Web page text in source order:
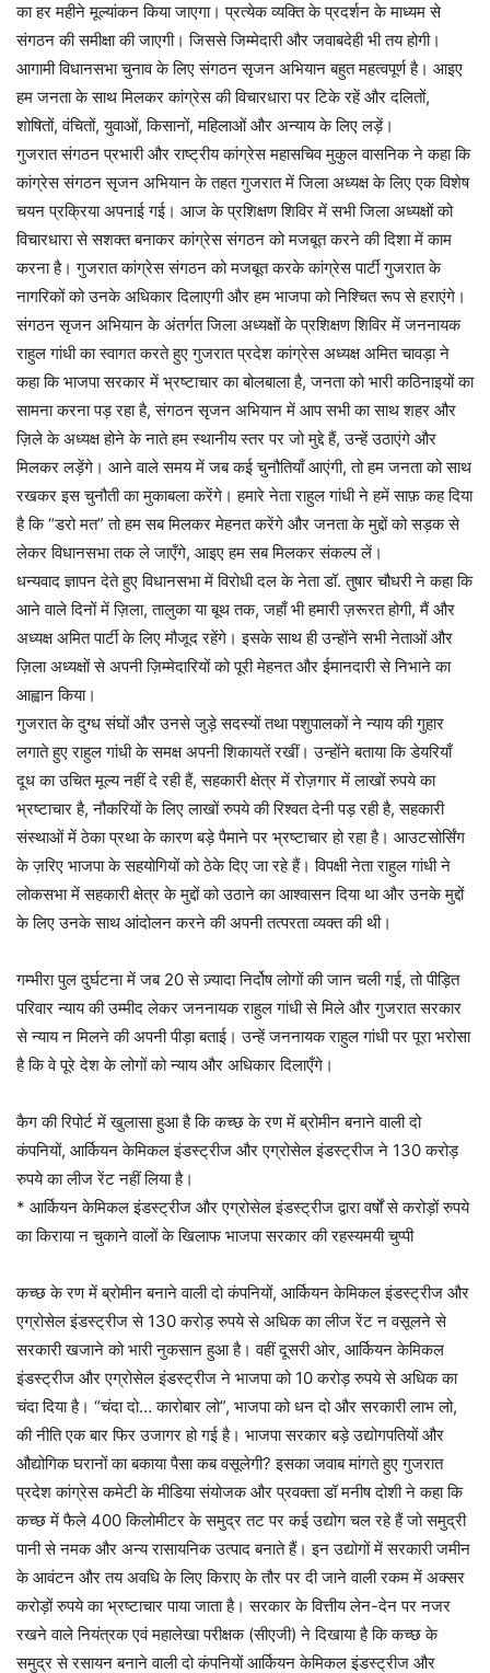
का हर महीने मूल्यांकन किया जाएगा। प्रत्येक व्यक्ति के प्रदर्शन के माध्यम से
संगठन की समीक्षा की जाएगी। जिससे जिम्मेदारी और जवाबदेही भी तय होगी।
आगामी विधानसभा चुनाव के लिए संगठन सृजन अभियान बहुत महत्वपूर्ण है। आइए
हम जनता के साथ मिलकर कांग्रेस की विचारधारा पर टिके रहें और दलितों,
शोषितों, वंचितों, युवाओं, किसानों, महिलाओं और अन्याय के लिए लड़ें।
गुजरात संगठन प्रभारी और राष्ट्रीय कांग्रेस महासचिव मुकुल वासनिक ने कहा कि
कांग्रेस संगठन सृजन अभियान के तहत गुजरात में जिला अध्यक्ष के लिए एक विशेष
चयन प्रक्रिया अपनाई गई। आज के प्रशिक्षण शिविर में सभी जिला अध्यक्षों को
विचारधारा से सशक्त बनाकर कांग्रेस संगठन को मजबूत करने की दिशा में काम
करना है। गुजरात कांग्रेस संगठन को मजबूत करके कांग्रेस पार्टी गुजरात के
नागरिकों को उनके अधिकार दिलाएगी और हम भाजपा को निश्चित रूप से हराएंगे।
संगठन सृजन अभियान के अंतर्गत जिला अध्यक्षों के प्रशिक्षण शिविर में जननायक
राहुल गांधी का स्वागत करते हुए गुजरात प्रदेश कांग्रेस अध्यक्ष अमित चावड़ा ने
कहा कि भाजपा सरकार में भ्रष्टाचार का बोलबाला है, जनता को भारी कठिनाइयों का
सामना करना पड़ रहा है, संगठन सृजन अभियान में आप सभी का साथ शहर और
ज़िले के अध्यक्ष होने के नाते हम स्थानीय स्तर पर जो मुद्दे हैं, उन्हें उठाएंगे और
मिलकर लड़ेंगे। आने वाले समय में जब कई चुनौतियाँ आएंगी, तो हम जनता को साथ
रखकर इस चुनौती का मुकाबला करेंगे। हमारे नेता राहुल गांधी ने हमें साफ़ कह दिया
है कि “डरो मत” तो हम सब मिलकर मेहनत करेंगे और जनता के मुद्दों को सड़क से
लेकर विधानसभा तक ले जाएँगे, आइए हम सब मिलकर संकल्प लें।
धन्यवाद ज्ञापन देते हुए विधानसभा में विरोधी दल के नेता डॉ. तुषार चौधरी ने कहा कि
आने वाले दिनों में ज़िला, तालुका या बूथ तक, जहाँ भी हमारी ज़रूरत होगी, मैं और
अध्यक्ष अमित पार्टी के लिए मौजूद रहेंगे। इसके साथ ही उन्होंने सभी नेताओं और
ज़िला अध्यक्षों से अपनी ज़िम्मेदारियों को पूरी मेहनत और ईमानदारी से निभाने का
आह्वान किया।
गुजरात के दुग्ध संघों और उनसे जुड़े सदस्यों तथा पशुपालकों ने न्याय की गुहार
लगाते हुए राहुल गांधी के समक्ष अपनी शिकायतें रखीं। उन्होंने बताया कि डेयरियाँ
दूध का उचित मूल्य नहीं दे रही हैं, सहकारी क्षेत्र में रोज़गार में लाखों रुपये का
भ्रष्टाचार है, नौकरियों के लिए लाखों रुपये की रिश्वत देनी पड़ रही है, सहकारी
संस्थाओं में ठेका प्रथा के कारण बड़े पैमाने पर भ्रष्टाचार हो रहा है। आउटसोर्सिंग
के ज़रिए भाजपा के सहयोगियों को ठेके दिए जा रहे हैं। विपक्षी नेता राहुल गांधी ने
लोकसभा में सहकारी क्षेत्र के मुद्दों को उठाने का आश्वासन दिया था और उनके मुद्दों
के लिए उनके साथ आंदोलन करने की अपनी तत्परता व्यक्त की थी।
गम्भीरा पुल दुर्घटना में जब 20 से ज़्यादा निर्दोष लोगों की जान चली गई, तो पीड़ित
परिवार न्याय की उम्मीद लेकर जननायक राहुल गांधी से मिले और गुजरात सरकार
से न्याय न मिलने की अपनी पीड़ा बताई। उन्हें जननायक राहुल गांधी पर पूरा भरोसा
है कि वे पूरे देश के लोगों को न्याय और अधिकार दिलाएँगे।
कैग की रिपोर्ट में खुलासा हुआ है कि कच्छ के रण में ब्रोमीन बनाने वाली दो
कंपनियों, आर्कियन केमिकल इंडस्ट्रीज और एग्रोसेल इंडस्ट्रीज ने 130 करोड़
रुपये का लीज रेंट नहीं लिया है।
* आर्कियन केमिकल इंडस्ट्रीज और एग्रोसेल इंडस्ट्रीज द्वारा वर्षों से करोड़ों रुपये
का किराया न चुकाने वालों के खिलाफ भाजपा सरकार की रहस्यमयी चुप्पी
कच्छ के रण में ब्रोमीन बनाने वाली दो कंपनियों, आर्कियन केमिकल इंडस्ट्रीज और
एग्रोसेल इंडस्ट्रीज से 130 करोड़ रुपये से अधिक का लीज रेंट न वसूलने से
सरकारी खजाने को भारी नुकसान हुआ है। वहीं दूसरी ओर, आर्कियन केमिकल
इंडस्ट्रीज और एग्रोसेल इंडस्ट्रीज ने भाजपा को 10 करोड़ रुपये से अधिक का
चंदा दिया है। “चंदा दो… कारोबार लो”, भाजपा को धन दो और सरकारी लाभ लो,
की नीति एक बार फिर उजागर हो गई है। भाजपा सरकार बड़े उद्योगपतियों और
औद्योगिक घरानों का बकाया पैसा कब वसूलेगी? इसका जवाब मांगते हुए गुजरात
प्रदेश कांग्रेस कमेटी के मीडिया संयोजक और प्रवक्ता डॉ मनीष दोशी ने कहा कि
कच्छ में फैले 400 किलोमीटर के समुद्र तट पर कई उद्योग चल रहे हैं जो समुद्री
पानी से नमक और अन्य रासायनिक उत्पाद बनाते हैं। इन उद्योगों में सरकारी जमीन
के आवंटन और तय अवधि के लिए किराए के तौर पर दी जाने वाली रकम में अक्सर
करोड़ों रुपये का भ्रष्टाचार पाया जाता है। सरकार के वित्तीय लेन-देन पर नजर
रखने वाले नियंत्रक एवं महालेखा परीक्षक (सीएजी) ने दिखाया है कि कच्छ के
समुद्र से रसायन बनाने वाली दो कंपनियों आर्कियन केमिकल इंडस्ट्रीज और